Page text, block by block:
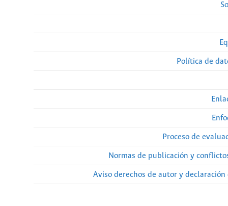
Política de
Proceso de
Normas de publicación y
Aviso derechos de autor y